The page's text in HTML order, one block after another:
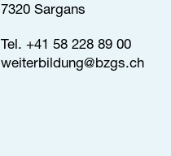
7320 Sargans
Tel. +41 58 228 89 00
weiterbildung@bzgs.ch